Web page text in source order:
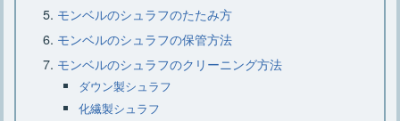
リ・選び方のコツとおすすめ7選
キャンプでラックは必要？ニトリのお
すすめラックをご紹介
モンベルのシュラフのたたみ方
モンベルのシュラフの保管方法
モンベルのシュラフのクリーニング方法
ダウン製シュラフ
化繊製シュラフ